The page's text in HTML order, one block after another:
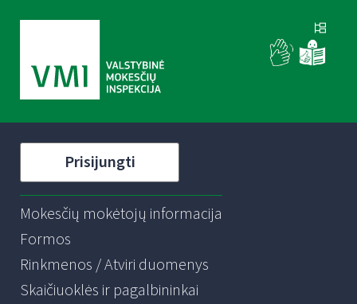
Prisijungti
Mokesčių mokėtojų informacija
Formos
Rinkmenos / Atviri duomenys
Skaičiuoklės ir pagalbininkai